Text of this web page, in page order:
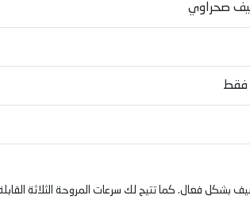
صحراوي
فقط
تبريد استثنائية لمكافحة حرارة الصيف بشكل فعال. كما تتيح لك سرعات المروحة